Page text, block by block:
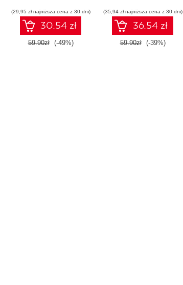
(29,95 zł najniższa cena z 30 dni)
30.54 zł
59.90zł (-49%)
(35,94 zł najniższa cena z 30 dni)
36.54 zł
59.90zł (-39%)